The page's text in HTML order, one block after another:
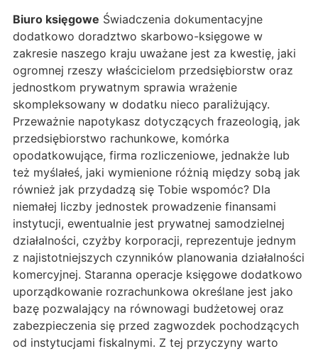
Biuro księgowe Świadczenia dokumentacyjne
dodatkowo doradztwo skarbowo-księgowe w
zakresie naszego kraju uważane jest za kwestię, jaki
ogromnej rzeszy właścicielom przedsiębiorstw oraz
jednostkom prywatnym sprawia wrażenie
skompleksowany w dodatku nieco paraliżujący.
Przeważnie napotykasz dotyczących frazeologią, jak
przedsiębiorstwo rachunkowe, komórka
opodatkowujące, firma rozliczeniowe, jednakże lub
też myślałeś, jaki wymienione różnią między sobą jak
również jak przydadzą się Tobie wspomóc? Dla
niemałej liczby jednostek prowadzenie finansami
instytucji, ewentualnie jest prywatnej samodzielnej
działalności, czyżby korporacji, reprezentuje jednym
z najistotniejszych czynników planowania działalności
komercyjnej. Staranna operacje księgowe dodatkowo
uporządkowanie rozrachunkowa określane jest jako
bazę pozwalający na równowagi budżetowej oraz
zabezpieczenia się przed zagwozdek pochodzących
od instytucjami fiskalnymi. Z tej przyczyny warto